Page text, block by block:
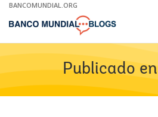
Skip
Main
BANCOMUNDIAL.ORG
Publicado en